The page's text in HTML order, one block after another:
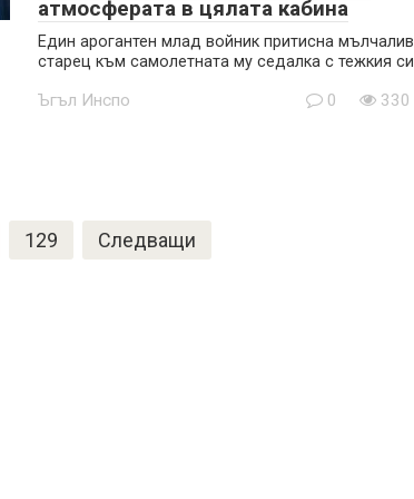
атмосферата в цялата кабина
Един арогантен млад войник притисна мълчалив
старец към самолетната му седалка с тежкия си
Ъгъл Инспо 0 330
129 Следващи